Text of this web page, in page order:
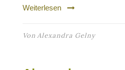
Weiterlesen
Von Alexandra Gelny